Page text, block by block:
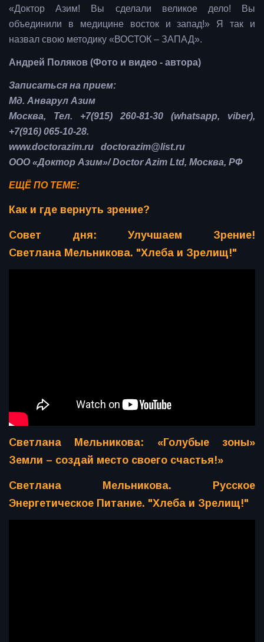
«Доктор Азим! Вы сделали великое дело! Вы
объединили в медицине восток и запад!» Я так и
назвал свою методику «ВОСТОК – ЗАПАД».
Андрей Поляков (Фото и видео - автора)
Записаться на прием:
Мд. Анварул Азим
Москва, Тел. +7(915) 260-81-30 (whatsapp, viber),
+7(916) 065-10-28.
www.doctorazim.ru doctorazim@list.ru
ООО «Доктор Азим»/ Doctor Azim Ltd, Москва, РФ
ЕЩЁ ПО ТЕМЕ:
Как и где вернуть зрение?
Совет дня: Улучшаем Зрение!
Светлана Мельникова. "Хлеба и Зрелищ!"
Светлана Мельникова: «Голубые зоны»
Земли – создай место своего счастья!»
Светлана Мельникова. Русское
Энергетическое Питание. "Хлеба и Зрелищ!"